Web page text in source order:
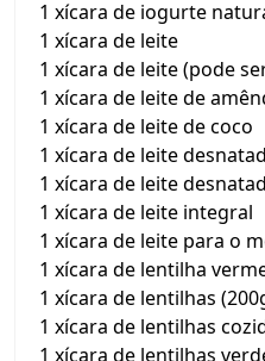
1 xícara de iogurte
1 xícara de leite
1 xícara de leite (pode
1 xícara de leite de
1 xícara de leite de coco
1 xícara de leite
1 xícara de leite
1 xícara de leite integral
1 xícara de leite para o
1 xícara de lentilha
1 xícara de lentilhas
1 xícara de lentilhas
1 xícara de lentilhas